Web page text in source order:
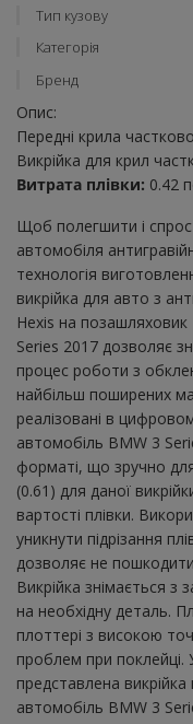
Тип кузову
Категорія
Бренд
Опис:
Передні крила
Викрійка для крил
Витрата плівки: 0.42
Щоб полегшити і
автомобіля
технологія
викрійка для авто з
Hexis на
Series 2017 дозволяє
процес роботи з
найбільш поширених
реалізовані в
автомобіль BMW 3
форматі, що зручно
(0.61) для даної
вартості плівки.
уникнути підрізання
дозволяє не
Викрійка знімається з
на необхідну деталь.
плоттері з високою
проблем при
представлена
автомобіль BMW 3